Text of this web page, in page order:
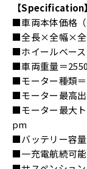
【Specification
■車両本体価格
■全長×全幅×全
■ホイールベー
■車両重量＝
■モーター種類
■モーター最高
■モーター最大
pm
■バッテリー容
■一充電航続可